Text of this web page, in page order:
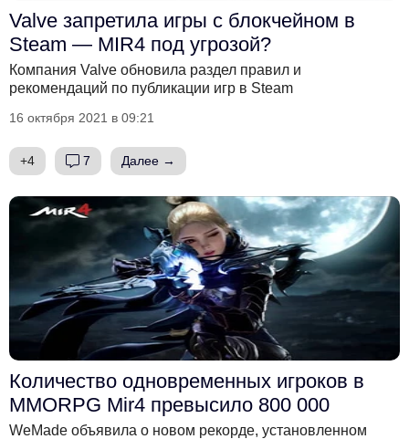
Valve запретила игры с блокчейном в
Steam — MIR4 под угрозой?
Компания Valve обновила раздел правил и
рекомендаций по публикации игр в Steam
16 октября 2021 в 09:21
+4 7 Далее →
Количество одновременных игроков в
MMORPG Mir4 превысило 800 000
WeMade объявила о новом рекорде, установленном